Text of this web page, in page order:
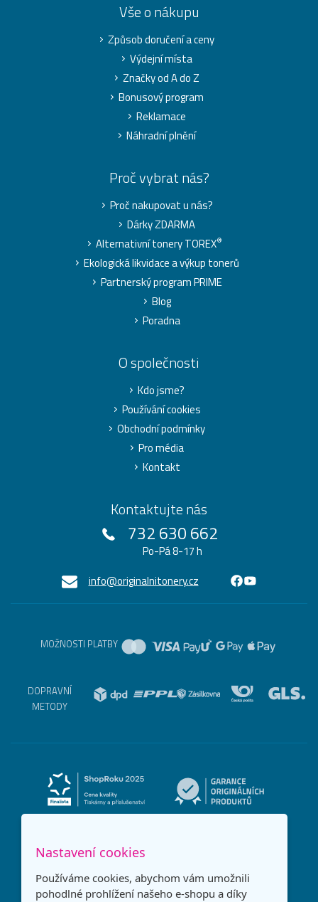
Vše o nákupu
Způsob doručení a ceny
Výdejní místa
Značky od A do Z
Bonusový program
Reklamace
Náhradní plnění
Proč vybrat nás?
Proč nakupovat u nás?
Dárky ZDARMA
Alternativní tonery TOREX®
Ekologická likvidace a výkup tonerů
Partnerský program PRIME
Blog
Poradna
O společnosti
Kdo jsme?
Používání cookies
Obchodní podmínky
Pro média
Kontakt
Kontaktujte nás
732 630 662
Po-Pá 8-17 h
info@originalnitonery.cz
MOŽNOSTI PLATBY
DOPRAVNÍ
METODY
Nastavení cookies
Používáme cookies, abychom vám umožnili
pohodlné prohlížení našeho e-shopu a díky